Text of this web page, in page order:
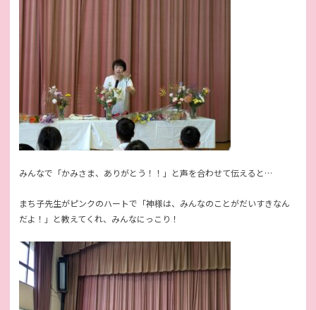
みんなで「かみさま、ありがとう！！」と声を合わせて伝えると…
まち子先生がピンクのハートで「神様は、みんなのことがだいすきなん
だよ！」と教えてくれ、みんなにっこり！